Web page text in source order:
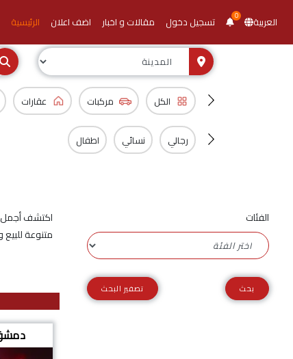
الرئيسية اضف اعلان مقالات و اخبار تسجيل دخول 0 العربية
الكل مركبات عقارات
رجالي نسائي اطفال
الفئات
تصفير البحث
اكتشف أجمل
متنوعة للبيع